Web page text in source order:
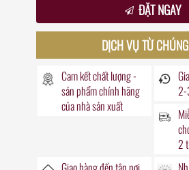
ĐẶT NGAY
DỊCH VỤ TỪ
Cam kết chất lượng -
sản phẩm chính hãng
của nhà sản xuất
2-
2